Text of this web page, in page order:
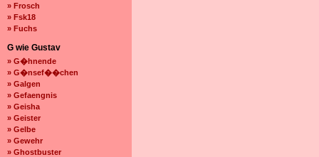
» Frosch
» Fsk18
» Fuchs
G wie Gustav
» G�hnende
» G�nsef��chen
» Galgen
» Gefaengnis
» Geisha
» Geister
» Gelbe
» Gewehr
» Ghostbuster